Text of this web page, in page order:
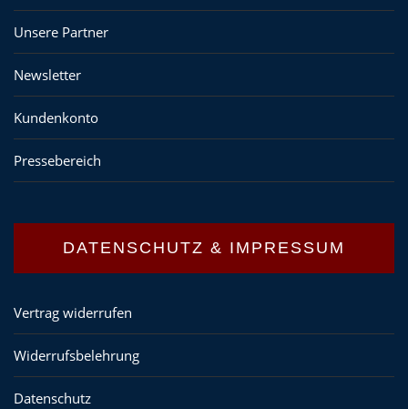
Unsere Partner
Newsletter
Kundenkonto
Pressebereich
DATENSCHUTZ & IMPRESSUM
Vertrag widerrufen
Widerrufsbelehrung
Datenschutz